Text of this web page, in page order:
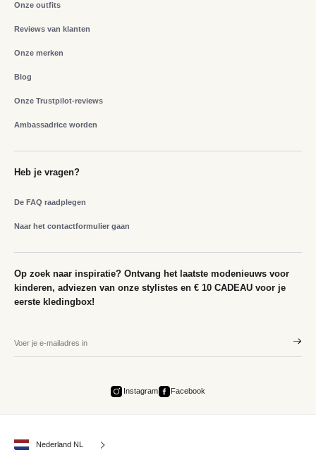
Onze outfits
Reviews van klanten
Onze merken
Blog
Onze Trustpilot-reviews
Ambassadrice worden
Heb je vragen?
De FAQ raadplegen
Naar het contactformulier gaan
Op zoek naar inspiratie? Ontvang het laatste modenieuws voor
kinderen, adviezen van onze stylistes en € 10 CADEAU voor je
eerste kledingbox!
Instagram Facebook
Nederland NL